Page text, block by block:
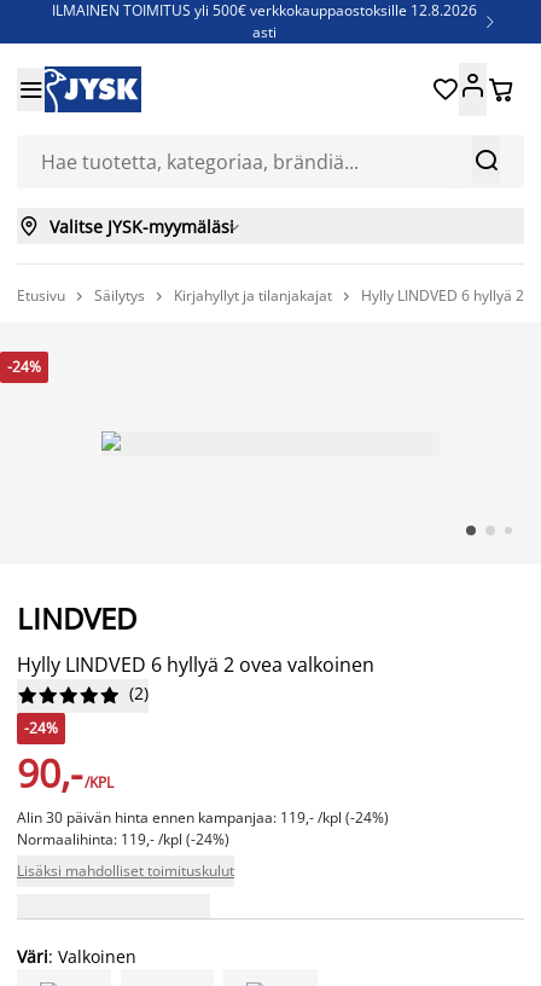
ILMAINEN TOIMITUS yli 500€ verkkokauppaostoksille 12.8.2026
asti

Jenkkisänkyjä - Säästä jopa 60%


 
 Valitse JYSK-myymäläsi
Etusivu  Säilytys  Kirjahyllyt ja tilanjakajat  Hylly LINDVED 6 hyllyä 2
-24%
LINDVED
Hylly LINDVED 6 hyllyä 2 ovea valkoinen





 (2)
-24%
90,-/KPL
Alin 30 päivän hinta ennen kampanjaa: 119,- /kpl (-24%)
Normaalihinta: 119,- /kpl (-24%)
Lisäksi mahdolliset toimituskulut
Väri: Valkoinen